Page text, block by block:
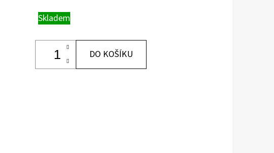
Skladem
DO KOŠÍKU